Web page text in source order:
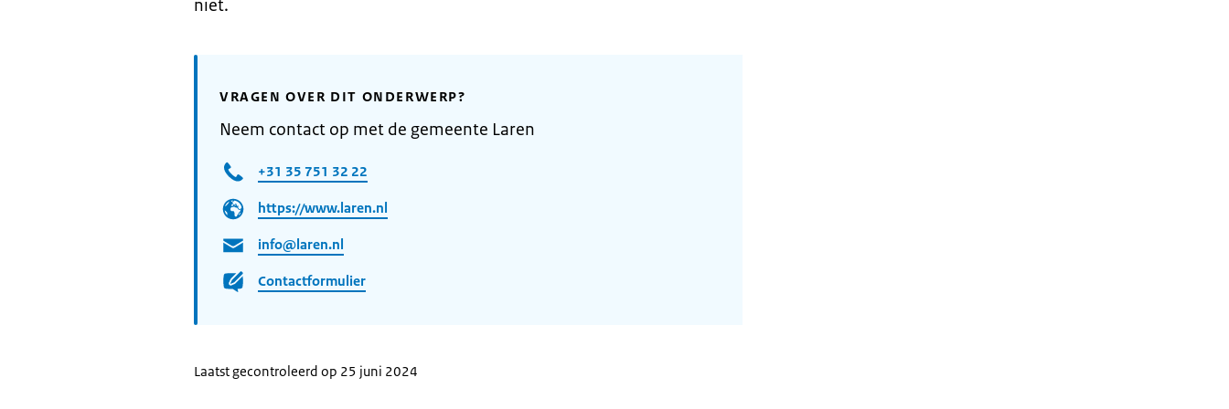
niet.
VRAGEN OVER DIT ONDERWERP?
Neem contact op met de gemeente Laren
+31 35 751 32 22
https://www.laren.nl
info@laren.nl
Contactformulier
Laatst gecontroleerd op 25 juni 2024